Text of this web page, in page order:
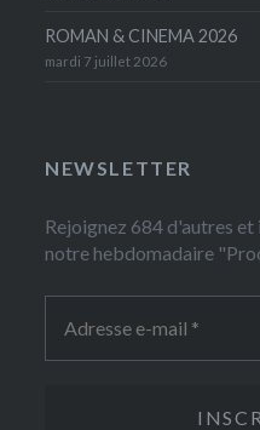
ROMAN & CINEMA 2026
mardi 7 juillet 2026
NEWSLETTER
Rejoignez 684 d'autres
notre hebdomadaire